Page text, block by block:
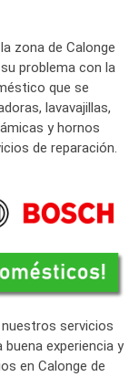
zona de Calonge
problema con la
que se
lavavajillas,
y hornos
de reparación.
servicios
experiencia y
en Calonge de